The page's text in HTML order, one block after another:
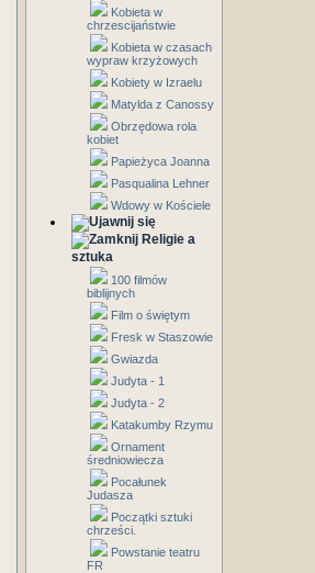
Kobieta w
chrzescijaństwie
Kobieta w czasach
wypraw krzyżowych
Kobiety w Izraelu
Matylda z Canossy
Obrzędowa rola
kobiet
Papieżyca Joanna
Pasqualina Lehner
Wdowy w Kościele
Religie a
sztuka
100 filmów
biblijnych
Film o świętym
Fresk w Staszowie
Gwiazda
Judyta - 1
Judyta - 2
Katakumby Rzymu
Ornament
średniowiecza
Pocałunek
Judasza
Początki sztuki
chrześci.
Powstanie teatru
FR